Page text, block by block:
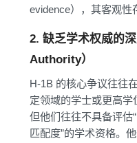
evidence），其客观性
2. 缺乏学术权威的
Authority）
H-1B 的核心争议往往
定领域的学士或更高学
但他们往往不具备评估
匹配度”的学术资格。